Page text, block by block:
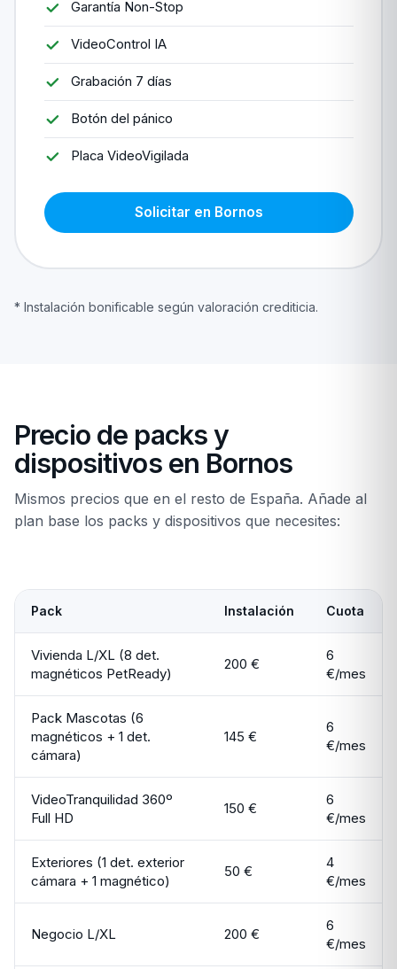
Garantía Non-Stop
VideoControl IA
Grabación 7 días
Botón del pánico
Placa VideoVigilada
Solicitar en Bornos
* Instalación bonificable según valoración crediticia.
Precio de packs y
dispositivos en Bornos
Mismos precios que en el resto de España. Añade al
plan base los packs y dispositivos que necesites:
Pack Instalación Cuota
Vivienda L/XL (8 det.
magnéticos PetReady)
200 €
6
€/mes
Pack Mascotas (6
magnéticos + 1 det.
cámara)
145 €
6
€/mes
VideoTranquilidad 360º
Full HD
150 €
6
€/mes
Exteriores (1 det. exterior
cámara + 1 magnético)
50 €
4
€/mes
Negocio L/XL 200 €
6
€/mes